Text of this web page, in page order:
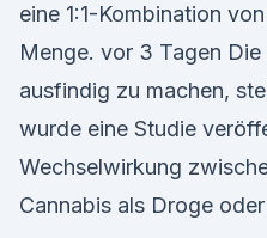
eine 1:1-Kombination
Menge. vor 3 Tagen
ausfindig zu machen,
wurde eine Studie
Wechselwirkung
Cannabis als Droge